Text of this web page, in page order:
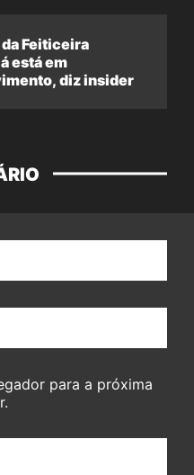
Feiticeira
está em
diz insider
para a próxima